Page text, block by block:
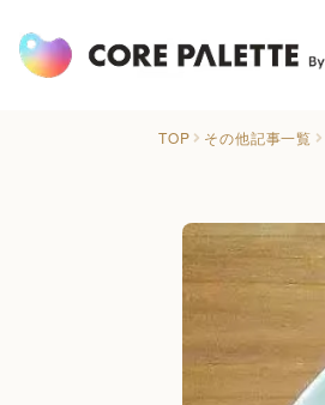
TOP その他記事一覧